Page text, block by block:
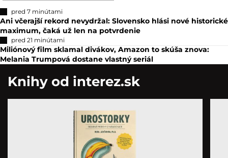
pred 7 minútami
Ani včerajší rekord nevydržal: Slovensko hlási nové historické
maximum, čaká už len na potvrdenie
pred 21 minútami
Miliónový film sklamal divákov, Amazon to skúša znova:
Melania Trumpová dostane vlastný seriál
Knihy od interez.sk